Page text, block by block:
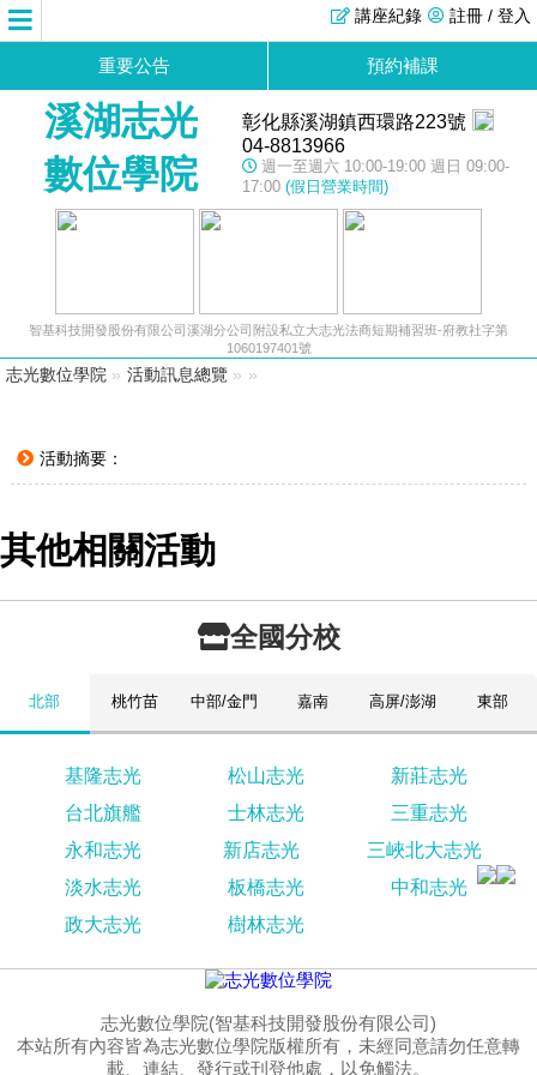
註冊 / 登入
講座紀錄
重要公告 預約補課
溪湖志光
數位學院
彰化縣溪湖鎮西環路223號
04-8813966
週一至週六 10:00-19:00 週日 09:00-
17:00 (假日營業時間)
智基科技開發股份有限公司溪湖分公司附設私立大志光法商短期補習班-府教社字第
1060197401號
志光數位學院 » 活動訊息總覽 » »
活動摘要：
其他相關活動
全國分校
北部 桃竹苗 中部/金門 嘉南 高屏/澎湖 東部
基隆志光 松山志光
新莊志光
台北旗艦
士林志光
三重志光
永和志光
新店志光
三峽北大志光
淡水志光
板橋志光
中和志光
政大志光
樹林志光
志光數位學院(智基科技開發股份有限公司)
本站所有內容皆為志光數位學院版權所有，未經同意請勿任意轉
載、連結、發行或刊登他處，以免觸法。